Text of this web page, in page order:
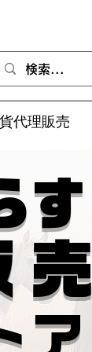
代理販売
す
売
ア